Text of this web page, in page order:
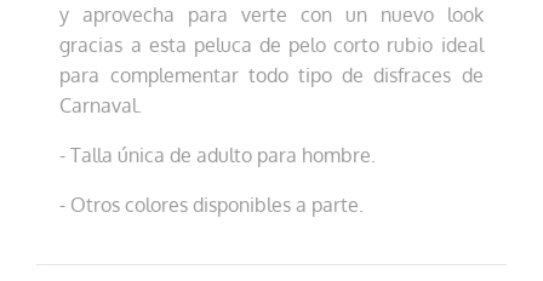
y aprovecha para verte con un nuevo look
gracias a esta peluca de pelo corto rubio ideal
para complementar todo tipo de disfraces de
Carnaval.
- Talla única de adulto para hombre.
- Otros colores disponibles a parte.